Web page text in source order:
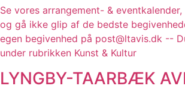
Se vores arrangement- & eventkalender,
og gå ikke glip af de bedste
egen begivenhed på post@ltavis.dk --
under rubrikken Kunst & Kultur
LYNGBY-TAARBÆK